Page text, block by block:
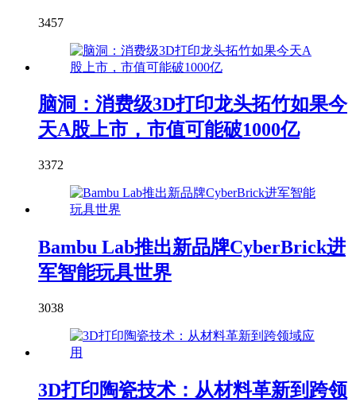
3457
脑洞：消费级3D打印龙头拓竹如果今
天A股上市，市值可能破1000亿
3372
Bambu Lab推出新品牌CyberBrick进
军智能玩具世界
3038
3D打印陶瓷技术：从材料革新到跨领